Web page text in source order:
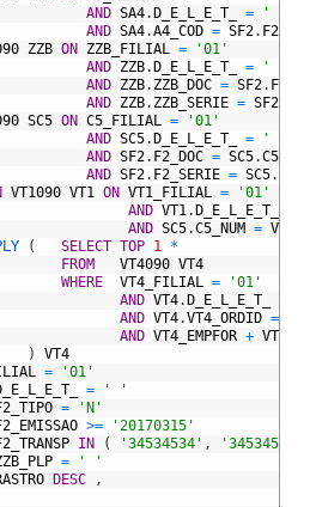
AND SA4. D_E_L_E_T_ =
' '
AND SA4.A4_COD = SF2.
ZZB ON ZZB_FILIAL =
'01'
AND ZZB. D_E_L_E_T_ =
' '
AND ZZB. ZZB_DOC = SF2.
AND ZZB. ZZB_SERIE = SF2
SC5 ON C5_FILIAL =
'01'
AND SC5. D_E_L_E_T_ =
' '
AND SF2. F2_DOC = SC5.
AND SF2. F2_SERIE = SC5.
VT1090 VT1 ON VT1_FILIAL =
'01'
AND VT1. D_E_L_E_T_
AND SC5.C5_NUM = VT1
( SELECT TOP 1 *
FROM
VT4090 VT4
WHERE
VT4_FILIAL =
'01'
AND VT4. D_E_L_E_T_
AND VT4.VT4_ORDID =
AND VT4_EMPFOR +
)
VT4
=
'01'
=
' '
=
'N'
>=
'20170315'
IN ( '34534534' , '34534534'
=
' '
DESC
,